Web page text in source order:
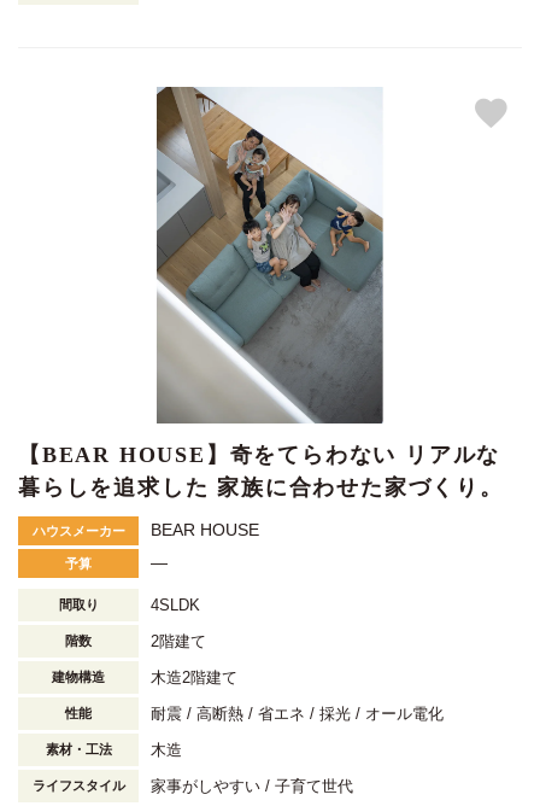
【BEAR HOUSE】奇をてらわない リアルな
暮らしを追求した 家族に合わせた家づくり。
ハウスメーカー BEAR HOUSE
予算 ―
間取り 4SLDK
階数 2階建て
建物構造 木造2階建て
性能 耐震 高断熱 省エネ 採光 オール電化
素材・工法 木造
ライフスタイル 家事がしやすい 子育て世代